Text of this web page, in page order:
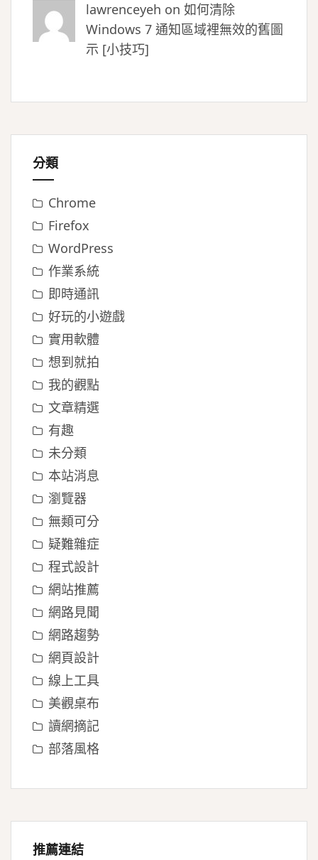
lawrenceyeh on 如何清除
Windows 7 通知區域裡無效的舊圖
示 [小技巧]
分類
Chrome
Firefox
WordPress
作業系統
即時通訊
好玩的小遊戲
實用軟體
想到就拍
我的觀點
文章精選
有趣
未分類
本站消息
瀏覽器
無類可分
疑難雜症
程式設計
網站推薦
網路見聞
網路趨勢
網頁設計
線上工具
美觀桌布
讀網摘記
部落風格
推薦連結